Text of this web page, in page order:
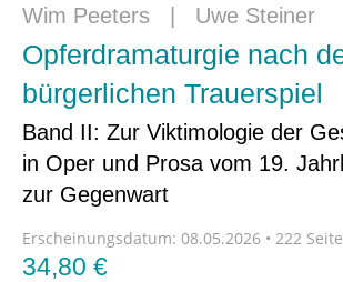
Wim Peeters Uwe Steiner
Opferdramaturgie nach
bürgerlichen Trauerspiel
Band II: Zur Viktimologie der
in Oper und Prosa vom 19.
zur Gegenwart
Erscheinungsdatum: 08.05.2026 • 222
34,80 €